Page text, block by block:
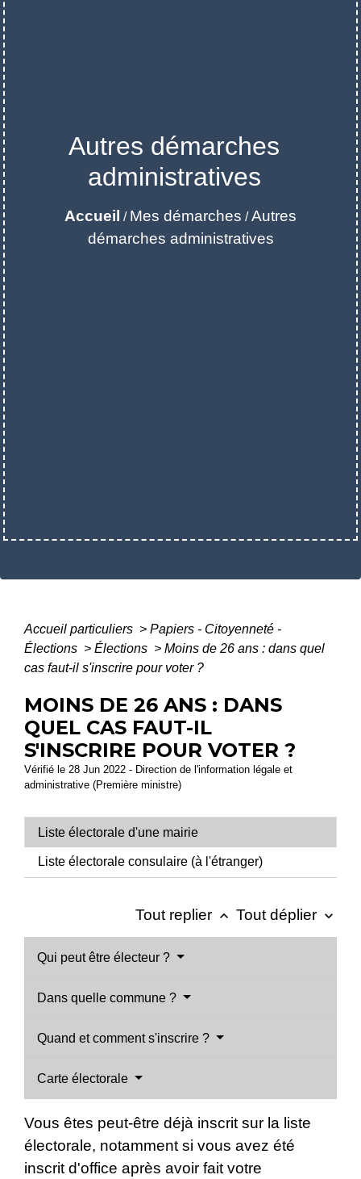
Autres démarches
administratives
Accueil / Mes démarches /Autres
démarches administratives
Accueil particuliers > Papiers - Citoyenneté -
Élections > Élections > Moins de 26 ans : dans quel
cas faut-il s'inscrire pour voter ?
MOINS DE 26 ANS : DANS
QUEL CAS FAUT-IL
S'INSCRIRE POUR VOTER ?
Vérifié le 28 Jun 2022 - Direction de l'information légale et
administrative (Première ministre)
Liste électorale d'une mairie
Liste électorale consulaire (à l'étranger)
Tout replier keyboard_arrow_up Tout déplier keyboard_arrow_down
Qui peut être électeur ?
Dans quelle commune ?
Quand et comment s'inscrire ?
Carte électorale
Vous êtes peut-être déjà inscrit sur la liste
électorale, notamment si vous avez été
inscrit d'office après avoir fait votre